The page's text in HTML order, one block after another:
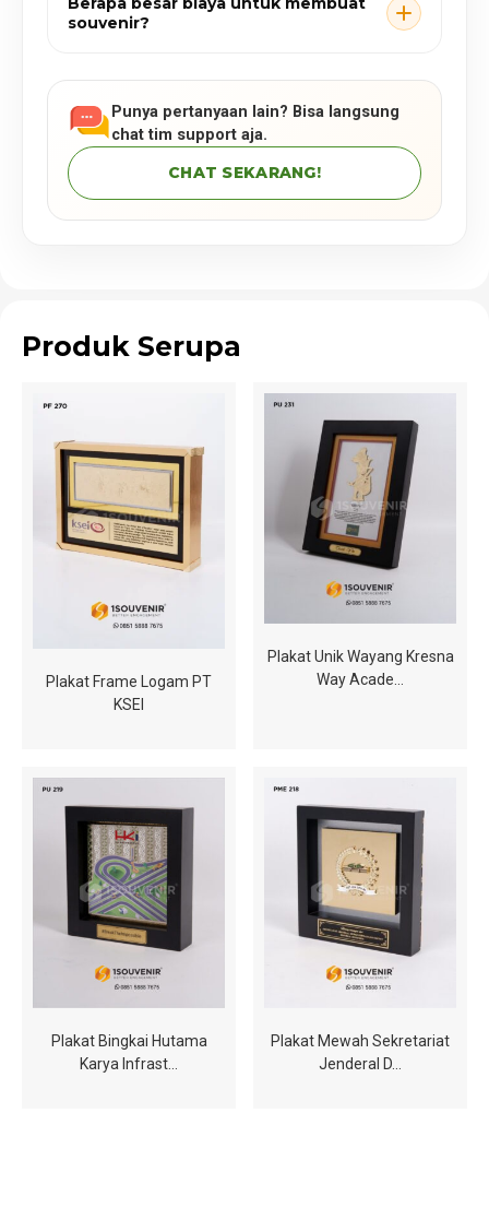
souvenir?
Punya pertanyaan lain? Bisa langsung
chat tim support aja.
CHAT SEKARANG!
Produk Serupa
Plakat Frame Logam PT
KSEI
Plakat Unik Wayang Kresna
Way Acade…
Plakat Bingkai Hutama
Karya Infrast…
Plakat Mewah Sekretariat
Jenderal D…